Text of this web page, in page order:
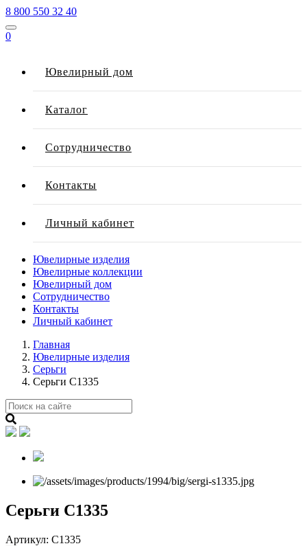
8 800 550 32 40
0
Ювелирный дом
Каталог
Сотрудничество
Контакты
Личный кабинет
Ювелирные изделия
Ювелирные коллекции
Ювелирный дом
Сотрудничество
Контакты
Личный кабинет
Главная
Ювелирные изделия
Серьги
Серьги С1335
Серьги С1335
Артикул: С1335